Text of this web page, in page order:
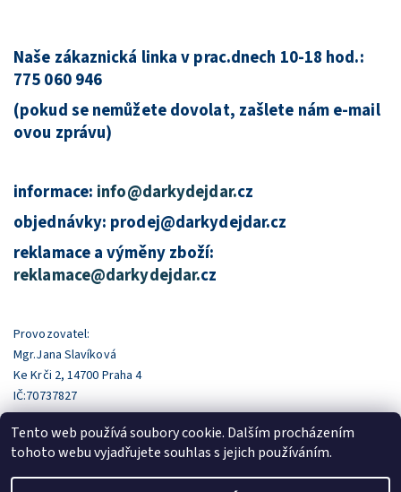
Naše zákaznická linka v prac.dnech 10-18 hod.:
775 060 946
(pokud se nemůžete dovolat, zašlete nám e-mail
ovou zprávu)
informace: info@darkydejdar.cz
objednávky: prodej@darkydejdar.cz
reklamace a výměny zboží:
reklamace@darkydejdar.cz
Provozovatel:
Mgr.Jana Slavíková
Ke Krči 2, 14700 Praha 4
IČ:70737827
Tento web používá soubory cookie. Dalším procházením
tohoto webu vyjadřujete souhlas s jejich používáním.